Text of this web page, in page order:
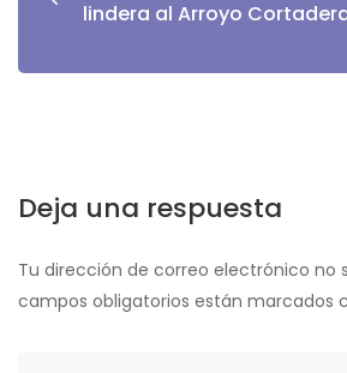
lindera al Arroyo
Deja una respuesta
Tu dirección de correo electrónico no
campos obligatorios están marcados